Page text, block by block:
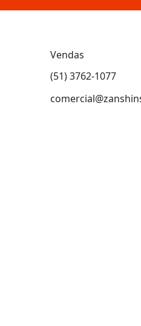
Vendas
(51) 3762-1077